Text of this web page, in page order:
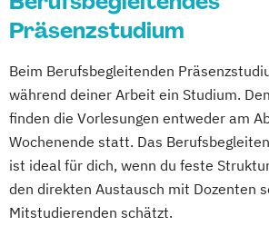
Präsenzstudium
Beim Berufsbegleitenden
während deiner Arbeit ein Studium.
finden die Vorlesungen entweder am
Wochenende statt. Das
ist ideal für dich, wenn du feste
den direkten Austausch mit Dozenten
Mitstudierenden schätzt.